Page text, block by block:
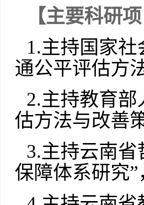
【主要科研项
1.主持国家
通公平评估方
2.主持教育
估方法与改善
3.主持云南
保障体系研究